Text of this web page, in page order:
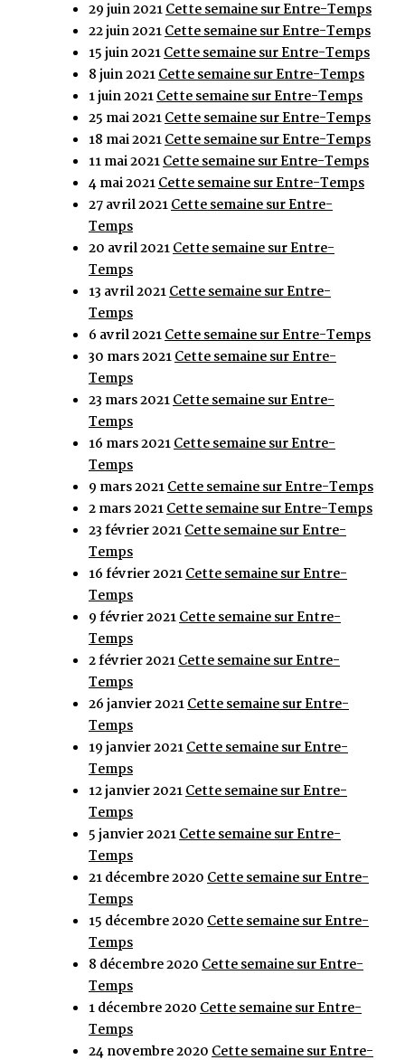
29 juin 2021Cette semaine sur Entre-Temps
22 juin 2021Cette semaine sur Entre-Temps
15 juin 2021Cette semaine sur Entre-Temps
8 juin 2021Cette semaine sur Entre-Temps
1 juin 2021Cette semaine sur Entre-Temps
25 mai 2021Cette semaine sur Entre-Temps
18 mai 2021Cette semaine sur Entre-Temps
11 mai 2021Cette semaine sur Entre-Temps
4 mai 2021Cette semaine sur Entre-Temps
27 avril 2021Cette semaine sur Entre-
Temps
20 avril 2021Cette semaine sur Entre-
Temps
13 avril 2021Cette semaine sur Entre-
Temps
6 avril 2021Cette semaine sur Entre-Temps
30 mars 2021Cette semaine sur Entre-
Temps
23 mars 2021Cette semaine sur Entre-
Temps
16 mars 2021Cette semaine sur Entre-
Temps
9 mars 2021Cette semaine sur Entre-Temps
2 mars 2021Cette semaine sur Entre-Temps
23 février 2021Cette semaine sur Entre-
Temps
16 février 2021Cette semaine sur Entre-
Temps
9 février 2021Cette semaine sur Entre-
Temps
2 février 2021Cette semaine sur Entre-
Temps
26 janvier 2021Cette semaine sur Entre-
Temps
19 janvier 2021Cette semaine sur Entre-
Temps
12 janvier 2021Cette semaine sur Entre-
Temps
5 janvier 2021Cette semaine sur Entre-
Temps
21 décembre 2020Cette semaine sur Entre-
Temps
15 décembre 2020Cette semaine sur Entre-
Temps
8 décembre 2020Cette semaine sur Entre-
Temps
1 décembre 2020Cette semaine sur Entre-
Temps
24 novembre 2020Cette semaine sur Entre-